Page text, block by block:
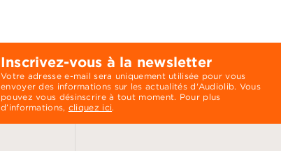
Inscrivez-vous à la newsletter
Votre adresse e-mail sera uniquement utilisée pour vous
envoyer des informations sur les actualités d'Audiolib. Vous
pouvez vous désinscrire à tout moment. Pour plus
d’informations, cliquez ici.